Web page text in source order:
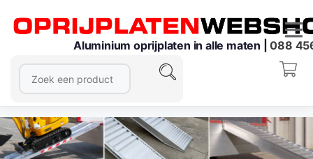
Aluminium oprijplaten in alle maten |088